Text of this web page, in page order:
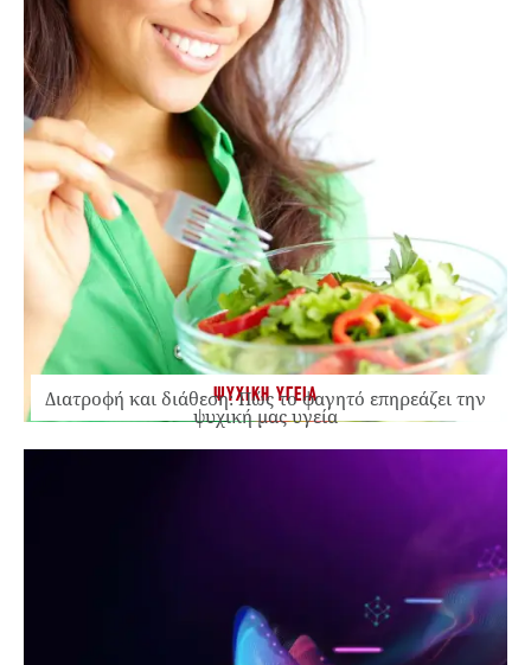
ΨΥΧΙΚΗ ΥΓΕΙΑ
Διατροφή και διάθεση: Πώς το φαγητό επηρεάζει την
ψυχική μας υγεία